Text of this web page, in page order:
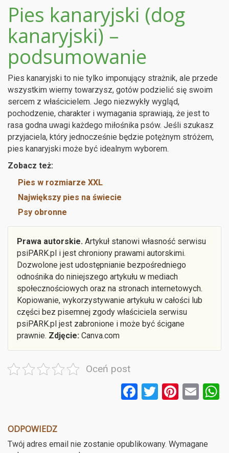
Pies kanaryjski (dog
kanaryjski) –
podsumowanie
Pies kanaryjski to nie tylko imponujący strażnik, ale przede
wszystkim wierny towarzysz, gotów podzielić się swoim
sercem z właścicielem. Jego niezwykły wygląd,
pochodzenie, charakter i wymagania sprawiają, że jest to
rasa godna uwagi każdego miłośnika psów. Jeśli szukasz
przyjaciela, który jednocześnie będzie potężnym stróżem,
pies kanaryjski może być idealnym wyborem.
Zobacz też:
Pies w rozmiarze XXL
Największy pies na świecie
Psy obronne
Prawa autorskie. Artykuł stanowi własność serwisu
psiPARK.pl i jest chroniony prawami autorskimi.
Dozwolone jest udostępnianie bezpośredniego
odnośnika do niniejszego artykułu w mediach
społecznościowych oraz na stronach internetowych.
Kopiowanie, wykorzystywanie artykułu w całości lub
części bez pisemnej zgody właściciela serwisu
psiPARK.pl jest zabronione i może być ścigane
prawnie. Zdjęcie: Canva.com
Oceń post
F
b
T
er
Pi
es
E
ODPOWIEDZ
Twój adres email nie zostanie opublikowany. Wymagane